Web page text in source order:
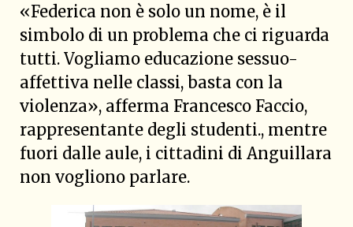
«Federica non è solo un nome, è il
simbolo di un problema che ci riguarda
tutti. Vogliamo educazione sessuo-
affettiva nelle classi, basta con la
violenza», afferma Francesco Faccio,
rappresentante degli studenti., mentre
fuori dalle aule, i cittadini di Anguillara
non vogliono parlare.